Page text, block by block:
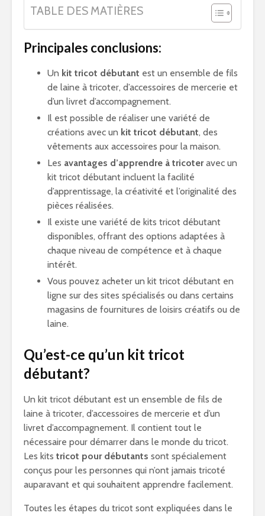
TABLE DES MATIÈRES
Principales conclusions:
Un kit tricot débutant est un ensemble de fils
de laine à tricoter, d’accessoires de mercerie et
d’un livret d’accompagnement.
Il est possible de réaliser une variété de
créations avec un kit tricot débutant, des
vêtements aux accessoires pour la maison.
Les avantages d’apprendre à tricoteravec un
kit tricot débutant incluent la facilité
d’apprentissage, la créativité et l’originalité des
pièces réalisées.
Il existe une variété de kits tricot débutant
disponibles, offrant des options adaptées à
chaque niveau de compétence et à chaque
intérêt.
Vous pouvez acheter un kit tricot débutant en
ligne sur des sites spécialisés ou dans certains
magasins de fournitures de loisirs créatifs ou de
laine.
Qu’est-ce qu’un kit tricot
débutant?
Un kit tricot débutant est un ensemble de fils de
laine à tricoter, d’accessoires de mercerie et d’un
livret d’accompagnement. Il contient tout le
nécessaire pour démarrer dans le monde du tricot.
Les kits tricot pour débutants sont spécialement
conçus pour les personnes qui n’ont jamais tricoté
auparavant et qui souhaitent apprendre facilement.
Toutes les étapes du tricot sont expliquées dans le